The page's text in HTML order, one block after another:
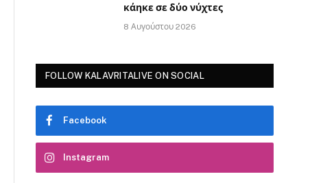
κάηκε σε δύο νύχτες
8 Αυγούστου 2026
FOLLOW KALAVRITALIVE ON SOCIAL
Facebook
Instagram